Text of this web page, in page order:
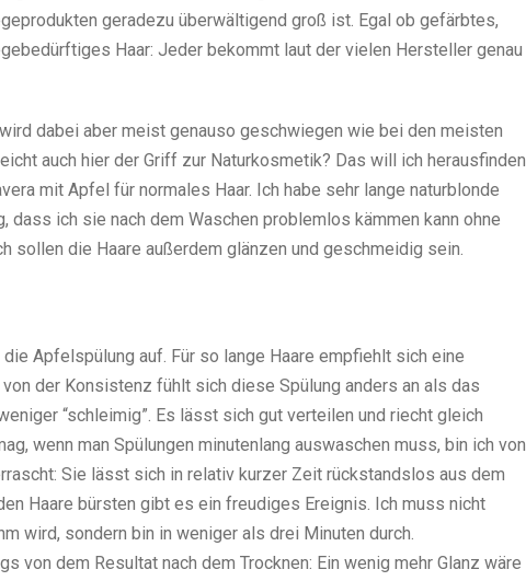
geradezu überwältigend groß ist. Egal ob gefärbtes,
Haar: Jeder bekommt laut der vielen Hersteller genau
dabei aber meist genauso geschwiegen wie bei den meisten
auch hier der Griff zur Naturkosmetik? Das will ich herausfinden
mit Apfel für normales Haar. Ich habe sehr lange naturblonde
dass ich sie nach dem Waschen problemlos kämmen kann ohne
sollen die Haare außerdem glänzen und geschmeidig sein.
Apfelspülung auf. Für so lange Haare empfiehlt sich eine
der Konsistenz fühlt sich diese Spülung anders an als das
“schleimig”. Es lässt sich gut verteilen und riecht gleich
wenn man Spülungen minutenlang auswaschen muss, bin ich von
Sie lässt sich in relativ kurzer Zeit rückstandslos aus dem
Haare bürsten gibt es ein freudiges Ereignis. Ich muss nicht
wird, sondern bin in weniger als drei Minuten durch.
von dem Resultat nach dem Trocknen: Ein wenig mehr Glanz wäre